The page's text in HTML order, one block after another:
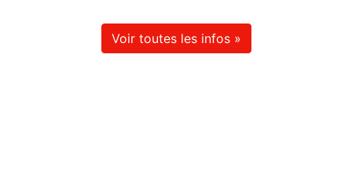
Voir toutes les infos »